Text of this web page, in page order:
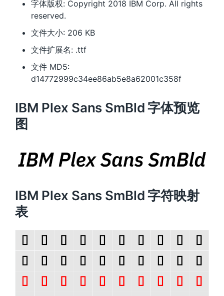
字体版权: Copyright 2018 IBM Corp. All rights
reserved.
文件大小: 206 KB
文件扩展名: .ttf
文件 MD5:
d14772999c34ee86ab5e8a62001c358f
IBM Plex Sans SmBld 字体预览
图
IBM Plex Sans SmBld 字符映射
表